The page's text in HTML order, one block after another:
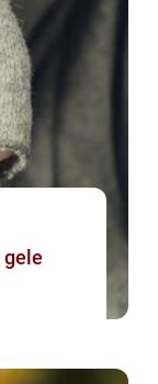
gele